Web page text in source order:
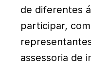
de diferentes
participar,
assessoria de